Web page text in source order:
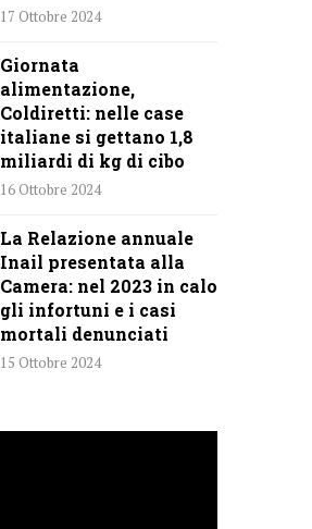
17 Ottobre 2024
Giornata
alimentazione,
Coldiretti: nelle case
italiane si gettano 1,8
miliardi di kg di cibo
16 Ottobre 2024
La Relazione annuale
Inail presentata alla
Camera: nel 2023 in calo
gli infortuni e i casi
mortali denunciati
15 Ottobre 2024